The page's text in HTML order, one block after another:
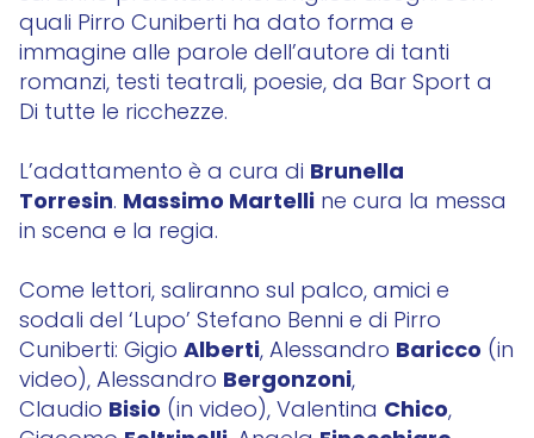
quali Pirro Cuniberti ha dato forma e
immagine alle parole dell’autore di tanti
romanzi, testi teatrali, poesie, da Bar Sport a
Di tutte le ricchezze.
L’adattamento è a cura di Brunella
Torresin. Massimo Martelli ne cura la messa
in scena e la regia.
Come lettori, saliranno sul palco, amici e
sodali del ‘Lupo’ Stefano Benni e di Pirro
Cuniberti: Gigio Alberti, Alessandro Baricco (in
video), Alessandro Bergonzoni,
Claudio Bisio (in video), Valentina Chico,